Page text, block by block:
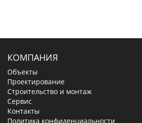
КОМПАНИЯ
Объекты
Проектирование
Строительство и монтаж
Сервис
Контакты
Политика конфиденциальности